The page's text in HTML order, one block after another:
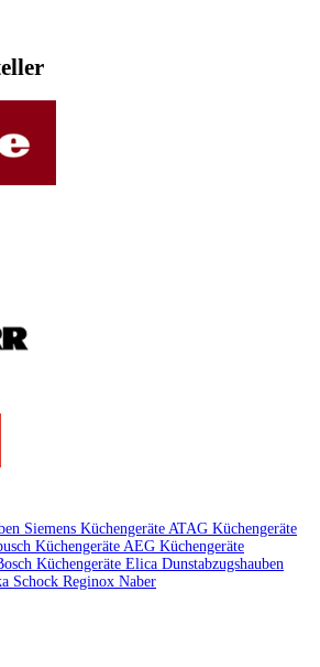
Siemens Küchengeräte ATAG Küchengeräte
KüchengeräteAEG Küchengeräte
Küchengeräte Elica Dunstabzugshauben
Schock Reginox Naber